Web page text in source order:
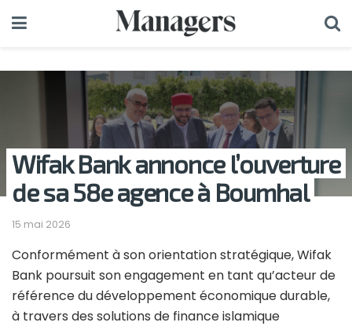
Wifak Bank annonce l’ouverture
de sa 58e agence à Boumhal
15 mai 2026
Conformément à son orientation stratégique, Wifak
Bank poursuit son engagement en tant qu’acteur de
référence du développement économique durable,
à travers des solutions de finance islamique